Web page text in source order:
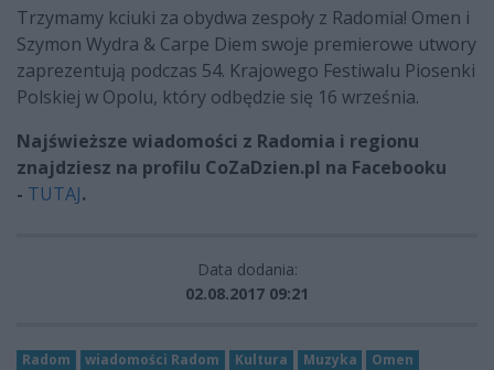
Trzymamy kciuki za obydwa zespoły z Radomia! Omen i
Szymon Wydra & Carpe Diem swoje premierowe utwory
zaprezentują podczas 54. Krajowego Festiwalu Piosenki
Polskiej w Opolu, który odbędzie się 16 września.
Najświeższe wiadomości z Radomia i regionu
znajdziesz na profilu CoZaDzien.pl na Facebooku
- TUTAJ.
Data dodania:
02.08.2017 09:21
Radom wiadomości Radom Kultura Muzyka
Omen